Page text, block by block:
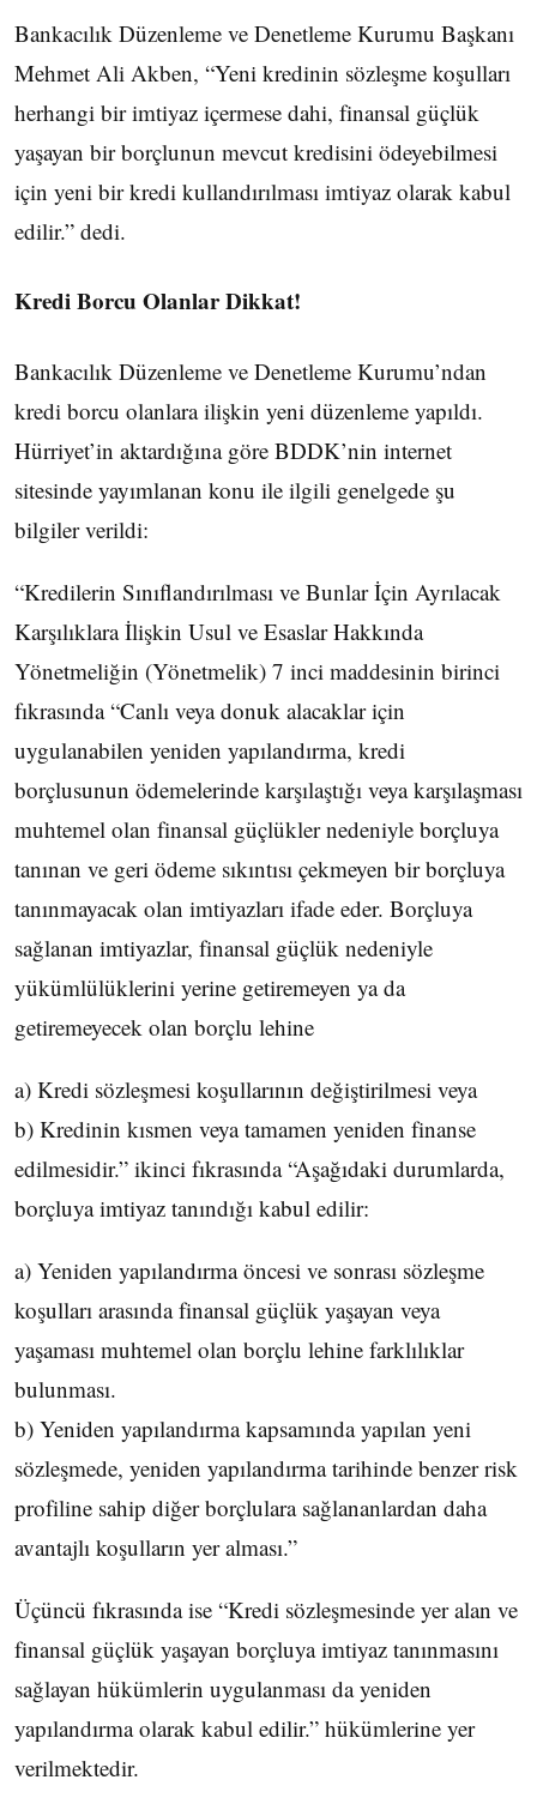
Bankacılık Düzenleme ve Denetleme Kurumu Başkanı
Mehmet Ali Akben, “Yeni kredinin sözleşme koşulları
herhangi bir imtiyaz içermese dahi, finansal güçlük
yaşayan bir borçlunun mevcut kredisini ödeyebilmesi
için yeni bir kredi kullandırılması imtiyaz olarak kabul
edilir.” dedi.
Kredi Borcu Olanlar Dikkat!
Bankacılık Düzenleme ve Denetleme Kurumu’ndan
kredi borcu olanlara ilişkin yeni düzenleme yapıldı.
Hürriyet’in aktardığına göre BDDK’nin internet
sitesinde yayımlanan konu ile ilgili genelgede şu
bilgiler verildi:
“Kredilerin Sınıflandırılması ve Bunlar İçin Ayrılacak
Karşılıklara İlişkin Usul ve Esaslar Hakkında
Yönetmeliğin (Yönetmelik) 7 inci maddesinin birinci
fıkrasında “Canlı veya donuk alacaklar için
uygulanabilen yeniden yapılandırma, kredi
borçlusunun ödemelerinde karşılaştığı veya karşılaşması
muhtemel olan finansal güçlükler nedeniyle borçluya
tanınan ve geri ödeme sıkıntısı çekmeyen bir borçluya
tanınmayacak olan imtiyazları ifade eder. Borçluya
sağlanan imtiyazlar, finansal güçlük nedeniyle
yükümlülüklerini yerine getiremeyen ya da
getiremeyecek olan borçlu lehine
a) Kredi sözleşmesi koşullarının değiştirilmesi veya
b) Kredinin kısmen veya tamamen yeniden finanse
edilmesidir.” ikinci fıkrasında “Aşağıdaki durumlarda,
borçluya imtiyaz tanındığı kabul edilir:
a) Yeniden yapılandırma öncesi ve sonrası sözleşme
koşulları arasında finansal güçlük yaşayan veya
yaşaması muhtemel olan borçlu lehine farklılıklar
bulunması.
b) Yeniden yapılandırma kapsamında yapılan yeni
sözleşmede, yeniden yapılandırma tarihinde benzer risk
profiline sahip diğer borçlulara sağlananlardan daha
avantajlı koşulların yer alması.”
Üçüncü fıkrasında ise “Kredi sözleşmesinde yer alan ve
finansal güçlük yaşayan borçluya imtiyaz tanınmasını
sağlayan hükümlerin uygulanması da yeniden
yapılandırma olarak kabul edilir.” hükümlerine yer
verilmektedir.